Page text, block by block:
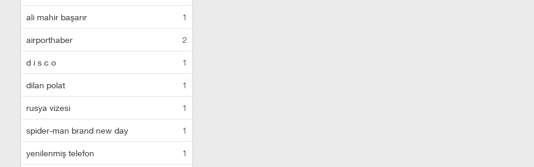
ali mahir başarır 1
airporthaber 2
d i s c o 1
dilan polat 1
rusya vizesi 1
spider-man brand new day 1
yenilenmiş telefon 1